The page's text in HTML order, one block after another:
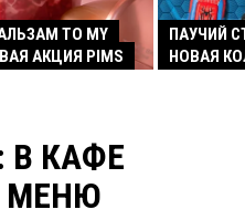
TO MY
АКЦИЯ PIMS
ПАУЧИЙ
НОВАЯ
В КАФЕ
МЕНЮ